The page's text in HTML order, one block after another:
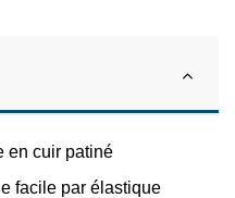
en cuir patiné
facile par élastique